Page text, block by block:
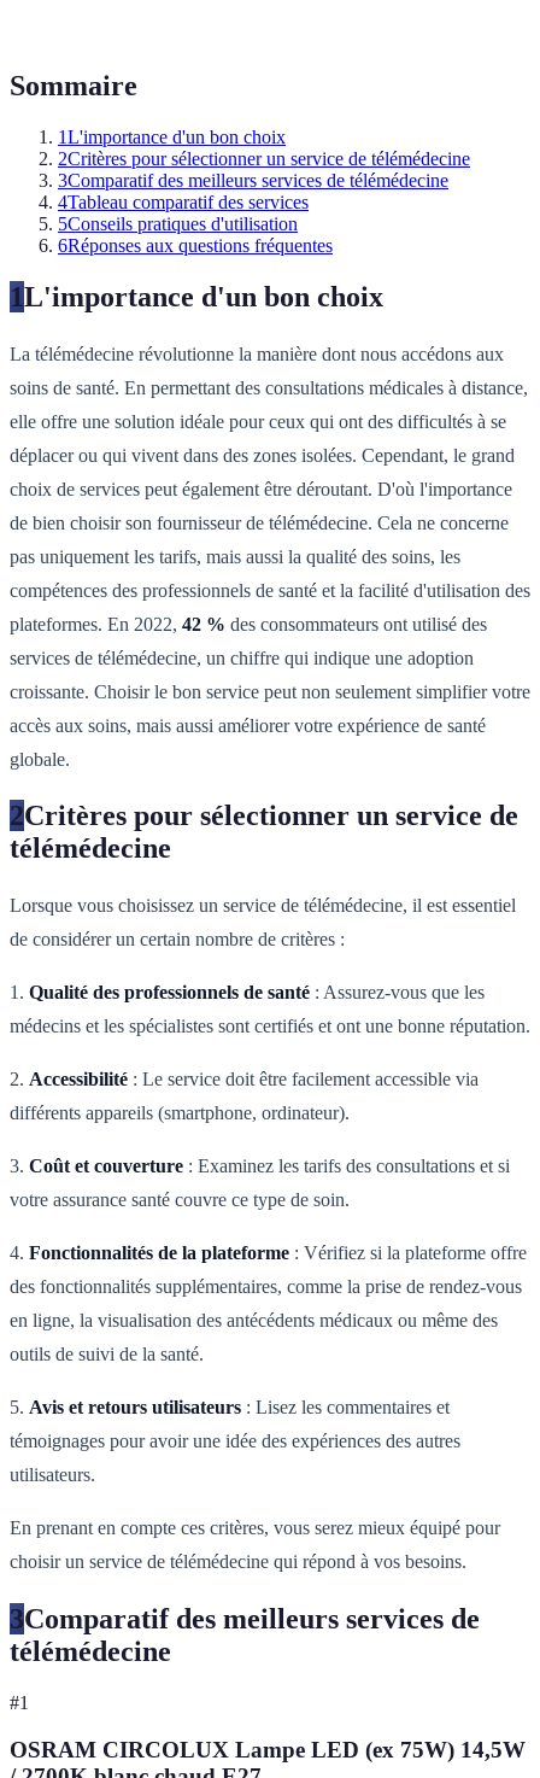
Sommaire
1L'importance d'un bon choix
2Critères pour sélectionner un service de télémédecine
3Comparatif des meilleurs services de télémédecine
4Tableau comparatif des services
5Conseils pratiques d'utilisation
6Réponses aux questions fréquentes
1L'importance d'un bon choix
La télémédecine révolutionne la manière dont nous accédons aux
soins de santé. En permettant des consultations médicales à distance,
elle offre une solution idéale pour ceux qui ont des difficultés à se
déplacer ou qui vivent dans des zones isolées. Cependant, le grand
choix de services peut également être déroutant. D'où l'importance
de bien choisir son fournisseur de télémédecine. Cela ne concerne
pas uniquement les tarifs, mais aussi la qualité des soins, les
compétences des professionnels de santé et la facilité d'utilisation des
plateformes. En 2022, 42 % des consommateurs ont utilisé des
services de télémédecine, un chiffre qui indique une adoption
croissante. Choisir le bon service peut non seulement simplifier votre
accès aux soins, mais aussi améliorer votre expérience de santé
globale.
2Critères pour sélectionner un service de
télémédecine
Lorsque vous choisissez un service de télémédecine, il est essentiel
de considérer un certain nombre de critères :
1. Qualité des professionnels de santé : Assurez-vous que les
médecins et les spécialistes sont certifiés et ont une bonne réputation.
2. Accessibilité : Le service doit être facilement accessible via
différents appareils (smartphone, ordinateur).
3. Coût et couverture : Examinez les tarifs des consultations et si
votre assurance santé couvre ce type de soin.
4. Fonctionnalités de la plateforme : Vérifiez si la plateforme offre
des fonctionnalités supplémentaires, comme la prise de rendez-vous
en ligne, la visualisation des antécédents médicaux ou même des
outils de suivi de la santé.
5. Avis et retours utilisateurs : Lisez les commentaires et
témoignages pour avoir une idée des expériences des autres
utilisateurs.
En prenant en compte ces critères, vous serez mieux équipé pour
choisir un service de télémédecine qui répond à vos besoins.
3Comparatif des meilleurs services de
télémédecine
#1
OSRAM CIRCOLUX Lampe LED (ex 75W) 14,5W